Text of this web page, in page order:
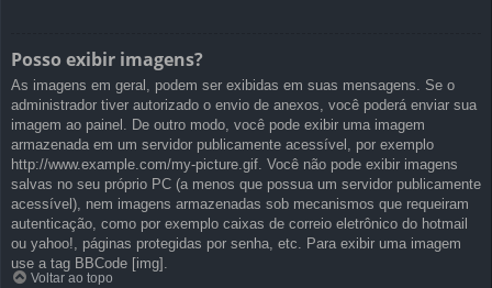
Posso exibir imagens?
As imagens em geral, podem ser exibidas em suas mensagens. Se o
administrador tiver autorizado o envio de anexos, você poderá enviar sua
imagem ao painel. De outro modo, você pode exibir uma imagem
armazenada em um servidor publicamente acessível, por exemplo
http://www.example.com/my-picture.gif. Você não pode exibir imagens
salvas no seu próprio PC (a menos que possua um servidor publicamente
acessível), nem imagens armazenadas sob mecanismos que requeiram
autenticação, como por exemplo caixas de correio eletrônico do hotmail
ou yahoo!, páginas protegidas por senha, etc. Para exibir uma imagem
use a tag BBCode [img].
Voltar ao topo